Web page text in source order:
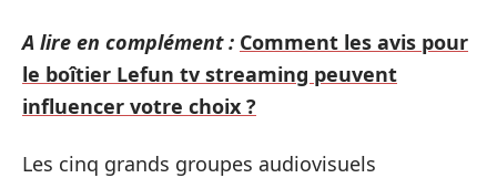
A lire en complément : Comment les avis pour
le boîtier Lefun tv streaming peuvent
influencer votre choix ?
Les cinq grands groupes audiovisuels